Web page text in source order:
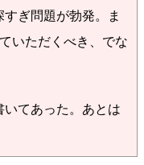
ぎ問題が勃発。ま
いただくべき、でな
いてあった。あとは